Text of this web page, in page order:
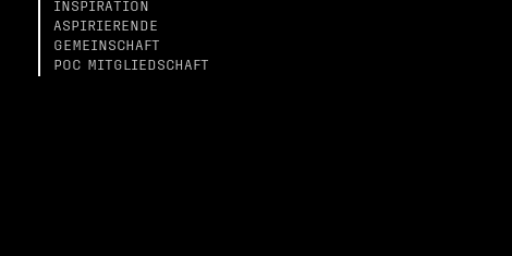
INSPIRATION
ASPIRIERENDE
GEMEINSCHAFT
POC MITGLIEDSCHAFT